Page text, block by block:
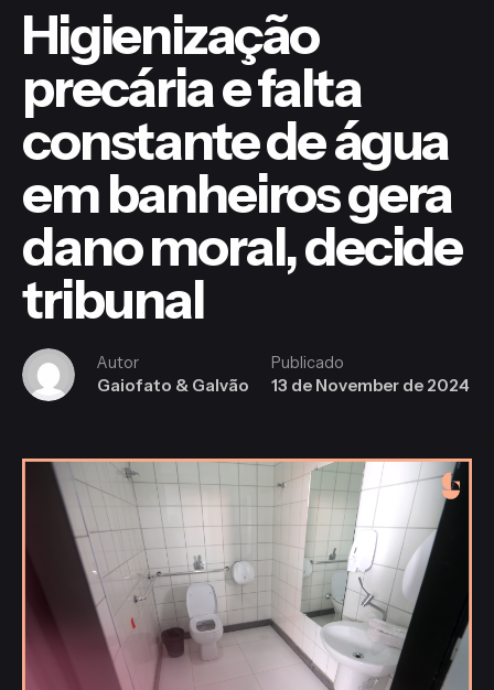
Higienização
precária e falta
constante de água
em banheiros gera
dano moral, decide
tribunal
Autor
Gaiofato & Galvão
Publicado
13 de November de 2024